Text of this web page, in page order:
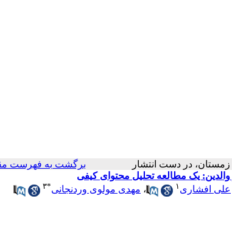
زمستان، در دست انتشار برگشت به فهرست
یک مطالعه تحلیل محتوای کیفی
علی افشاری ۱ ، مهدی مولوی وردنجانی*۳